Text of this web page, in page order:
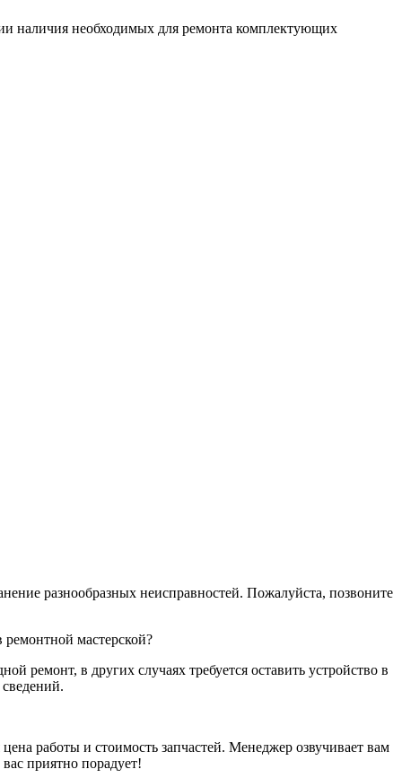
наличия необходимых для ремонта комплектующих
разнообразных неисправностей. Пожалуйста, позвоните
ремонтной мастерской?
ремонт, в других случаях требуется оставить устройство в
работы и стоимость запчастей. Менеджер озвучивает вам
приятно порадует!